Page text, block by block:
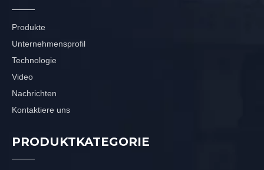
Produkte
Unternehmensprofil
Technologie
Video
Nachrichten
Kontaktiere uns
PRODUKTKATEGORIE